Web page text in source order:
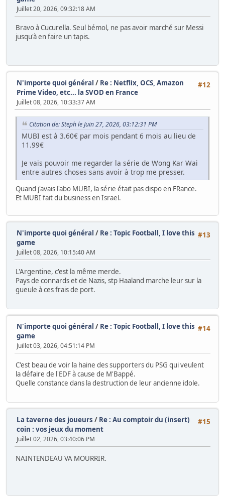
Juillet 20, 2026, 09:32:18 AM
Bravo à Cucurella. Seul bémol, ne pas avoir marché sur Messi
jusqu'à en faire un tapis.
#12
N'importe quoi général / Re : Netflix, OCS, Amazon
Prime Video, etc... la SVOD en France
Juillet 08, 2026, 10:33:37 AM
Citation de: Steph le Juin 27, 2026, 03:12:31 PM
MUBI est à 3.60€ par mois pendant 6 mois au lieu de
11.99€
Je vais pouvoir me regarder la série de Wong Kar Wai
entre autres choses sans avoir à trop me presser.
Quand j'avais l'abo MUBI, la série était pas dispo en FRance.
Et MUBI fait du business en Israel.
#13
N'importe quoi général / Re : Topic Football, I love this
game
Juillet 08, 2026, 10:15:40 AM
L'Argentine, c'est la même merde.
Pays de connards et de Nazis, stp Haaland marche leur sur la
gueule à ces frais de port.
#14
N'importe quoi général / Re : Topic Football, I love this
game
Juillet 03, 2026, 04:51:14 PM
C'est beau de voir la haine des supporters du PSG qui veulent
la défaire de l'EDF à cause de M'Bappé.
Quelle constance dans la destruction de leur ancienne idole.
#15
La taverne des joueurs / Re : Au comptoir du (insert)
coin : vos jeux du moment
Juillet 02, 2026, 03:40:06 PM
NAINTENDEAU VA MOURRIR.